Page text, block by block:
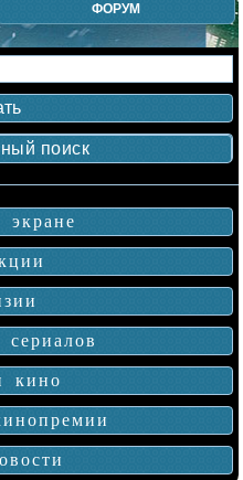
ФОРУМ
поиск
сериалов
кино